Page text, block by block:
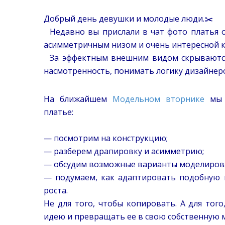
Добрый день девушки и молодые люди.✂️
⠀Недавно вы прислали в чат фото платья
асимметричным низом и очень интересной
⠀За эффектным внешним видом
насмотренность, понимать логику
На ближайшем Модельном вторнике мы
платье:
— посмотрим на конструкцию;
— разберем драпировку и асимметрию;
— обсудим возможные варианты
— подумаем, как адаптировать подобную
роста.
Не для того, чтобы копировать. А для
идею и превращать ее в свою собственную